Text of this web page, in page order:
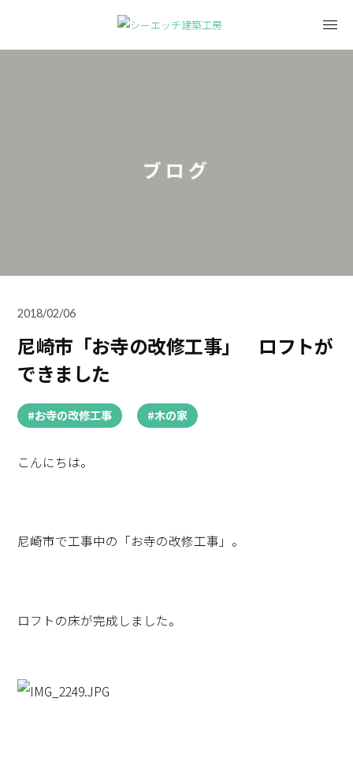
ブログ
2018/02/06
尼崎市「お寺の改修工事」 ロフトが
できました
#お寺の改修工事 #木の家
こんにちは。
尼崎市で工事中の「お寺の改修工事」。
ロフトの床が完成しました。